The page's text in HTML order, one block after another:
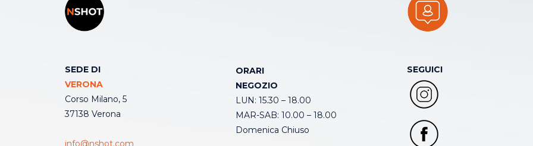
SEDE DI
VERONA
Corso Milano, 5
37138 Verona
info@nshot.com
ORARI
NEGOZIO
LUN: 15.30 – 18.00
MAR-SAB: 10.00 – 18.00
Domenica Chiuso
SEGUICI